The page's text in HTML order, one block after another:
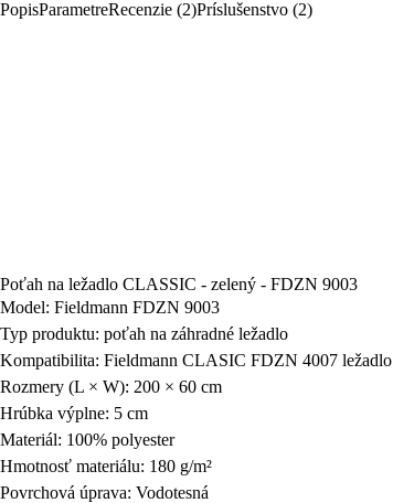
PopisParametreRecenzie (2)Príslušenstvo (2)
Poťah na ležadlo CLASSIC - zelený - FDZN 9003
Model: Fieldmann FDZN 9003
Typ produktu: poťah na záhradné ležadlo
Kompatibilita: Fieldmann CLASIC FDZN 4007 ležadlo
Rozmery (L × W): 200 × 60 cm
Hrúbka výplne: 5 cm
Materiál: 100% polyester
Hmotnosť materiálu: 180 g/m²
Povrchová úprava: Vodotesná